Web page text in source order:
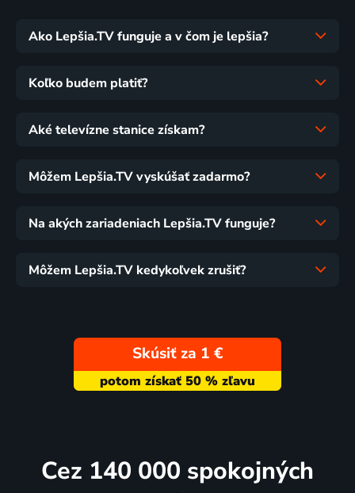
Ako Lepšia.TV funguje a v čom je lepšia?
Koľko budem platiť?
Aké televízne stanice získam?
Môžem Lepšia.TV vyskúšať zadarmo?
Na akých zariadeniach Lepšia.TV funguje?
Môžem Lepšia.TV kedykoľvek zrušiť?
Skúsiť za 1 €
Cez 140 000 spokojných